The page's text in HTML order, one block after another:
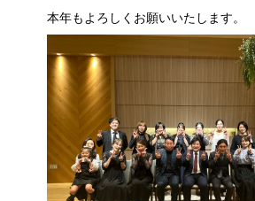
本年もよろしくお願いいたします。